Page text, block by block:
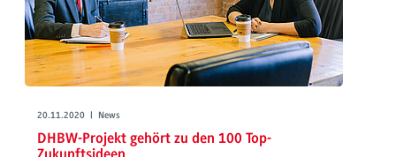
20.11.2020 | News
DHBW-Projekt gehört zu den 100 Top-